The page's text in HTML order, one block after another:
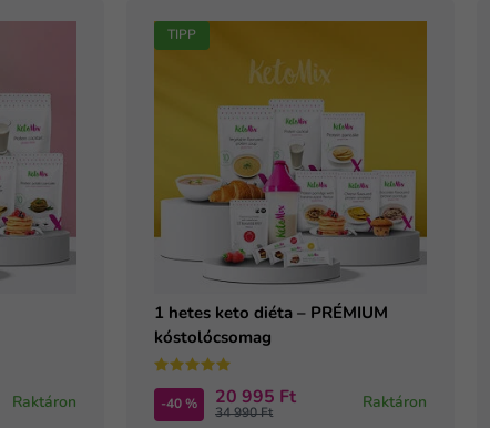
Raktáron
TIPP
1 hetes keto diéta – PRÉMIUM
kóstolócsomag
-40 % 20 995 Ft
34 990 Ft
Raktáron